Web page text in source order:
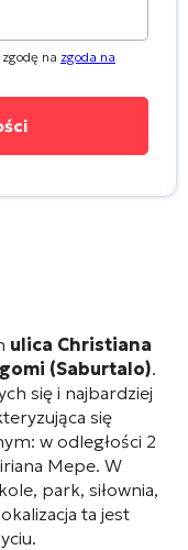
na zgoda na
ulica Christiana
(Saburtalo).
się i najbardziej
się
w odległości 2
Mepe. W
park, siłownia,
ta jest
.